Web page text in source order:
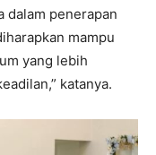
dalam penerapan
mampu
yang lebih
katanya.